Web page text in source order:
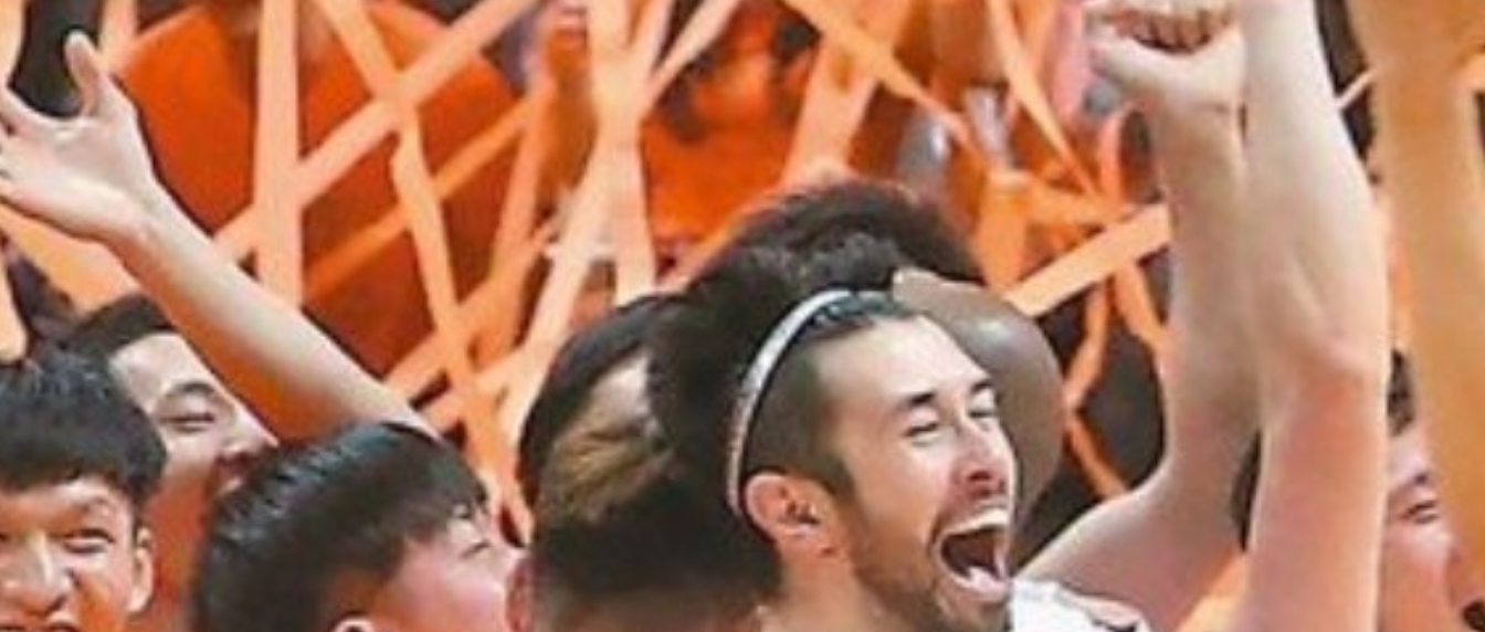
最新消息
NEWS
在建工程
DEVELOPMENT
PROGRESS
報修服務
SERVICE
聯絡我們
CONTACT
US
推進事業
代銷事業
合建/都更
建築顧問
桃園璞園領航猿籃球隊
BASKETBALL
璞美食
璞滿滿